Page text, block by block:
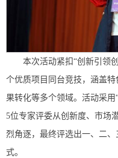
本次活动紧扣“创新引领
个优质项目同台竞技，涵盖
果转化等多个领域。活动采用
5位专家评委从创新度、市场
烈角逐，最终评选出一、二
式。